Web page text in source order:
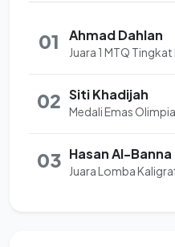
01 Ahmad Dahlan
Juara 1 MTQ
02 Siti Khadijah
Medali Emas
03 Hasan Al-Banna
Juara Lomba